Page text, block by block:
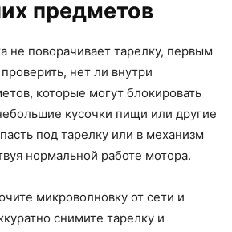
предметов
не поворачивает тарелку, первым
нет ли внутри
которые могут блокировать
кусочки пищи или другие
под тарелку или в механизм
нормальной работе мотора.
микроволновку от сети и
снимите тарелку и